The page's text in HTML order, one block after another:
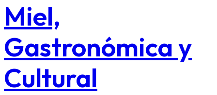
Miel,
Gastronómica y
Cultural